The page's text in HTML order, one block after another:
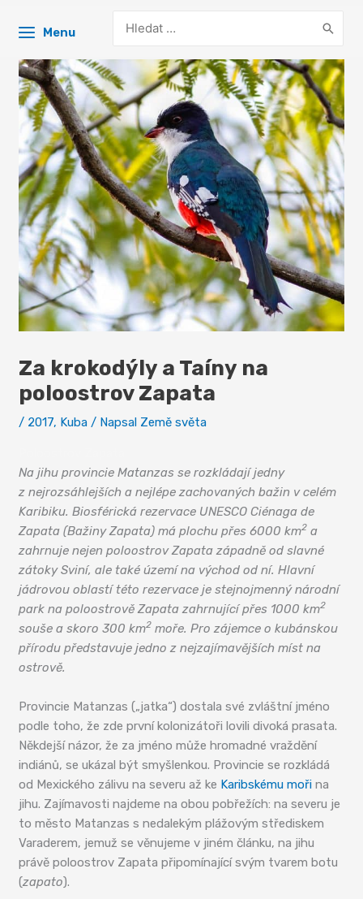
Menu
for:
Za krokodýly a Taíny na
poloostrov Zapata
/ 2017, Kuba / Napsal Země světa
Na jihu provincie Matanzas se rozkládají jedny
z nejrozsáhlejších a nejlépe zachovaných bažin v celém
Karibiku. Biosférická rezervace UNESCO Ciénaga de
Zapata (Bažiny Zapata) má plochu přes 6000 km2 a
zahrnuje nejen poloostrov Zapata západně od slavné
zátoky Sviní, ale také území na východ od ní. Hlavní
jádrovou oblastí této rezervace je stejnojmenný národní
park na poloostrově Zapata zahrnující přes 1000 km2
souše a skoro 300 km2 moře. Pro zájemce o kubánskou
přírodu představuje jedno z nejzajímavějších míst na
ostrově.
Provincie Matanzas („jatka“) dostala své zvláštní jméno
podle toho, že zde první kolonizátoři lovili divoká prasata.
Někdejší názor, že za jméno může hromadné vraždění
indiánů, se ukázal být smyšlenkou. Provincie se rozkládá
od Mexického zálivu na severu až ke Karibskému moři na
jihu. Zajímavosti najdeme na obou pobřežích: na severu je
to město Matanzas s nedalekým plážovým střediskem
Varaderem, jemuž se věnujeme v jiném článku, na jihu
právě poloostrov Zapata připomínající svým tvarem botu
(zapato).